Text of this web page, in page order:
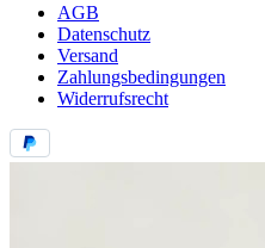
AGB
Datenschutz
Versand
Zahlungsbedingungen
Widerrufsrecht